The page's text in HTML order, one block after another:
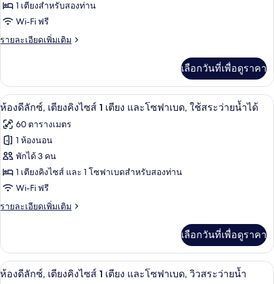
ห้อง
แฟ
มิ
สวีท,
เตียง
ใหญ่
1
เตียง,
ปลอด
บุหรี่,
น้ำ
1 เตียงสำหรับสองท่าน
Wi-Fi ฟรี
รายละเอียดเพิ่มเติม
ราย
เกี่ยว
กับ
ห้อง
มิ
ลี่
ท,
เตียง
ใหญ่
เตียง,
สระ
ว่าย
น้ำ
เลือกวันที่เพื่อดูราคา
เปิด
ภาพถ่าย
ทั้งหมด
ของ
ห้อง
ดี
ลัก
เตียง
คิง
ไซส์
ห้องดีลักซ์, เตียงคิงไซส์ 1 เตียง และโ
9
ห้องดีลักซ์, เตียงคิงไซส์ 1 เตียง และโซฟาเบด, ใช้สระว่ายน้ำได้
60 ตารางเมตร
1 ห้องนอน
พักได้ 3 คน
1 เตียงคิงไซส์ และ 1 โซฟาเบดสำหรับสองท่าน
Wi-Fi ฟรี
รายละเอียดเพิ่มเติม
ราย
เกี่ยว
กับ
ห้อง
เลือกวันที่เพื่อดูราคา
เปิด
ห้องดีลักซ์, เตียงคิงไซส์ 1 เตียง และโ
8
ห้องดีลักซ์, เตียงคิงไซส์ 1 เตียง และโซฟาเบด, วิวสระว่ายน้ำ